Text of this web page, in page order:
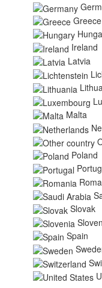
Greece
Ireland
Latvia
Malta
Poland
Slovak
Spain